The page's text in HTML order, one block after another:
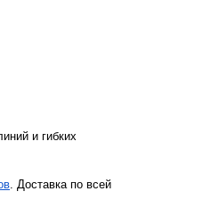
и гибких
. Доставка по всей